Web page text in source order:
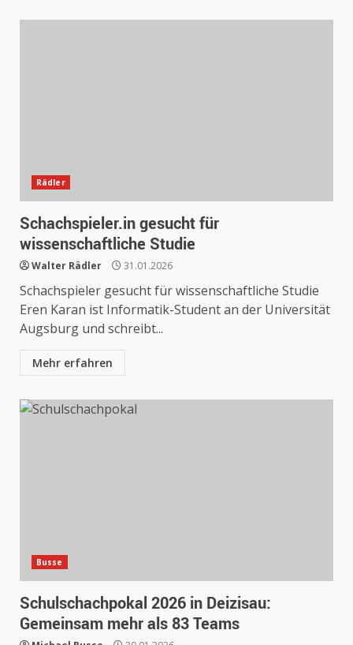
Rädler
Schachspieler.in gesucht für
wissenschaftliche Studie
Walter Rädler 31.01.2026
Schachspieler gesucht für wissenschaftliche Studie
Eren Karan ist Informatik-Student an der Universität
Augsburg und schreibt...
Mehr erfahren
Busse
Schulschachpokal 2026 in Deizisau:
Gemeinsam mehr als 83 Teams